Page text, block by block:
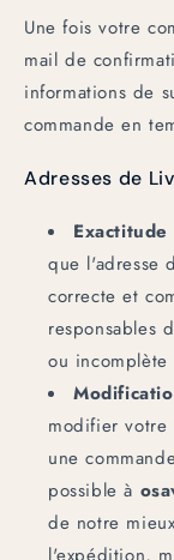
Une fois votre
mail de
informations de
commande en
Adresses de
que l'adresse
correcte et
responsables
ou
modifier votre
une
possible à
de notre
l'expédition,